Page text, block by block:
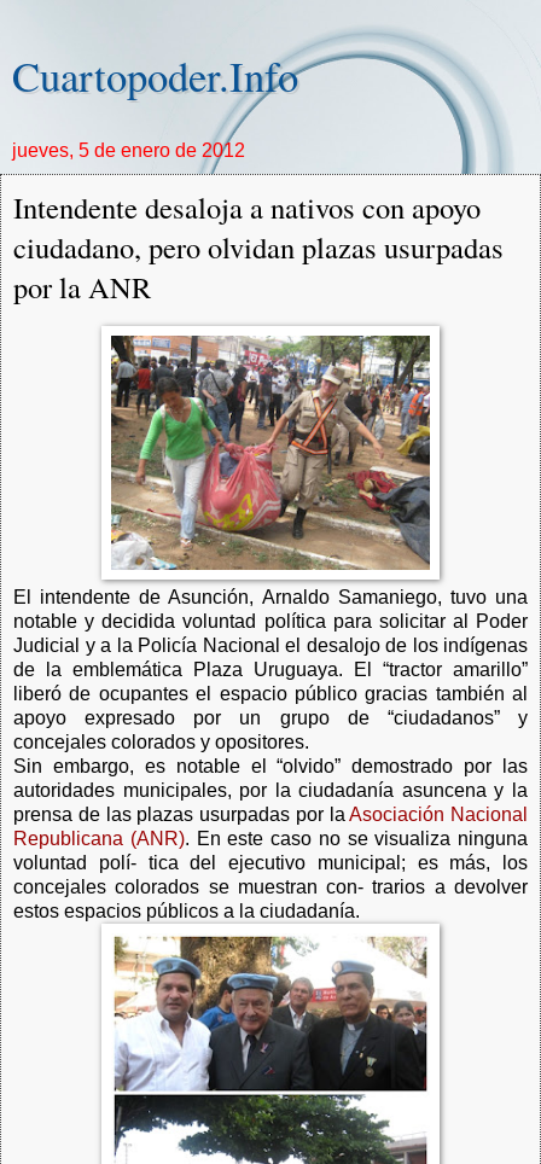
Cuartopoder.Info
jueves, 5 de enero de 2012
Intendente desaloja a nativos con apoyo
ciudadano, pero olvidan plazas usurpadas
por la ANR
El intendente de Asunción, Arnaldo Samaniego, tuvo una
notable y decidida voluntad política para solicitar al Poder
Judicial y a la Policía Nacional el desalojo de los indígenas
de la emblemática Plaza Uruguaya. El “tractor amarillo”
liberó de ocupantes el espacio público gracias también al
apoyo expresado por un grupo de “ciudadanos” y
concejales colorados y opositores.
Sin embargo, es notable el “olvido” demostrado por las
autoridades municipales, por la ciudadanía asuncena y la
prensa de las plazas usurpadas por laAsociación Nacional
Republicana (ANR). En este caso no se visualiza ninguna
voluntad polí- tica del ejecutivo municipal; es más, los
concejales colorados se muestran con- trarios a devolver
estos espacios públicos a la ciudadanía.